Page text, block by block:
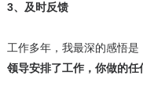
3、及时反馈
工作多年，我最深的感悟是
领导安排了工作，你做的任